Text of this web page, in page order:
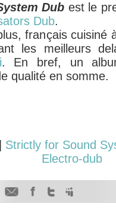
Dub est le
Dub.
français cuisiné
les meilleurs
. En bref, un
qualité en somme.
Strictly for Sound
Electro-dub